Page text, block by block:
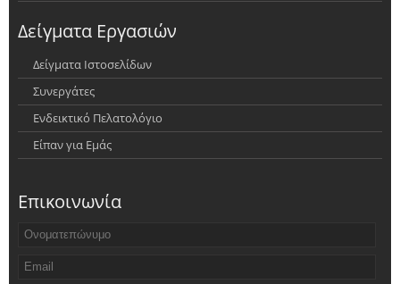
Δείγματα Εργασιών
Δείγματα Ιστοσελίδων
Συνεργάτες
Ενδεικτικό Πελατολόγιο
Είπαν για Εμάς
Επικοινωνία